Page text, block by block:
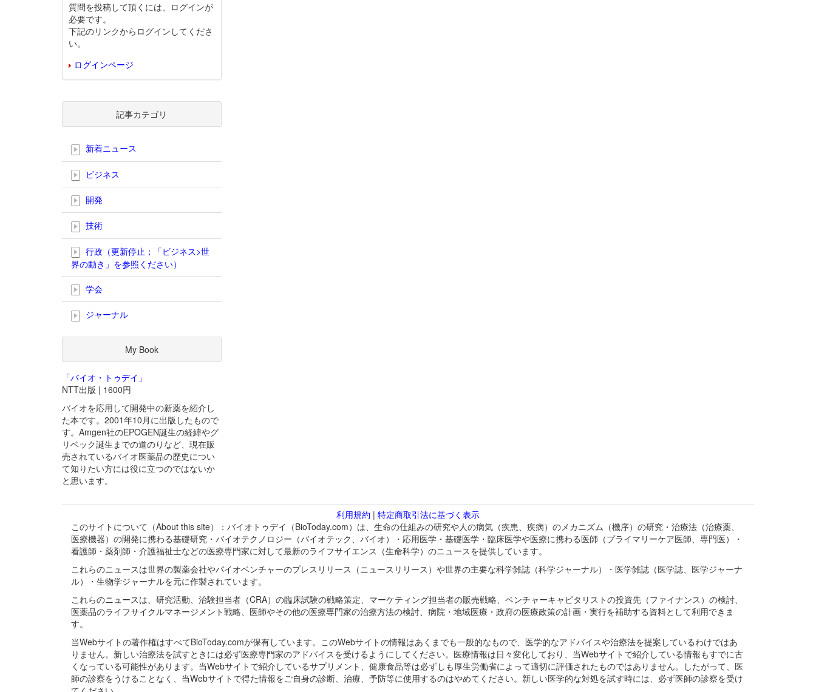
質問を投稿して頂くには、ログインが
必要です。
下記のリンクからログインしてくださ
い。
ログインページ
記事カテゴリ
新着ニュース
ビジネス
開発
技術
行政（更新停止；「ビジネス>世
界の動き」を参照ください）
学会
ジャーナル
My Book
「バイオ・トゥデイ」
NTT出版 | 1600円
バイオを応用して開発中の新薬を紹介し
た本です。2001年10月に出版したもので
す。Amgen社のEPOGEN誕生の経緯やグ
リベック誕生までの道のりなど、現在販
売されているバイオ医薬品の歴史につい
て知りたい方には役に立つのではないか
と思います。
利用規約 | 特定商取引法に基づく表示
このサイトについて（About this site）：バイオトゥデイ（BioToday.com）は、生命の仕組みの研究や人の病気（疾患、疾病）のメカニズム（機序）の研究・治療法（治療薬、
医療機器）の開発に携わる基礎研究・バイオテクノロジー（バイオテック、バイオ）・応用医学・基礎医学・臨床医学や医療に携わる医師（プライマリーケア医師、専門医）・
看護師・薬剤師・介護福祉士などの医療専門家に対して最新のライフサイエンス（生命科学）のニュースを提供しています。
これらのニュースは世界の製薬会社やバイオベンチャーのプレスリリース（ニュースリリース）や世界の主要な科学雑誌（科学ジャーナル）・医学雑誌（医学誌、医学ジャーナ
ル）・生物学ジャーナルを元に作製されています。
これらのニュースは、研究活動、治験担当者（CRA）の臨床試験の戦略策定、マーケティング担当者の販売戦略、ベンチャーキャピタリストの投資先（ファイナンス）の検討、
医薬品のライフサイクルマネージメント戦略、医師やその他の医療専門家の治療方法の検討、病院・地域医療・政府の医療政策の計画・実行を補助する資料として利用できま
す。
当Webサイトの著作権はすべてBioToday.comが保有しています。このWebサイトの情報はあくまでも一般的なもので、医学的なアドバイスや治療法を提案しているわけではあ
りません。新しい治療法を試すときには必ず医療専門家のアドバイスを受けるようにしてください。医療情報は日々変化しており、当Webサイトで紹介している情報もすでに古
くなっている可能性があります。当Webサイトで紹介しているサプリメント、健康食品等は必ずしも厚生労働省によって適切に評価されたものではありません。したがって、医
師の診察をうけることなく、当Webサイトで得た情報をご自身の診断、治療、予防等に使用するのはやめてください。新しい医学的な対処を試す時には、必ず医師の診察を受け